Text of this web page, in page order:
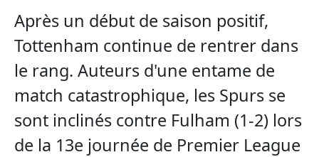
Après un début de saison positif,
Tottenham continue de rentrer dans
le rang. Auteurs d'une entame de
match catastrophique, les Spurs se
sont inclinés contre Fulham (1-2) lors
de la 13e journée de Premier League